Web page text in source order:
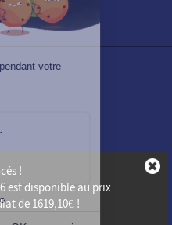
!
est disponible au prix
de 1619,10€ !